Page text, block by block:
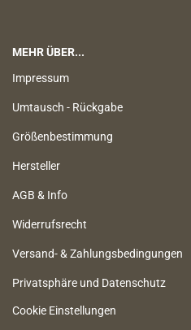
MEHR ÜBER...
Impressum
Umtausch - Rückgabe
Größenbestimmung
Hersteller
AGB & Info
Widerrufsrecht
Versand- & Zahlungsbedingungen
Privatsphäre und Datenschutz
Cookie Einstellungen